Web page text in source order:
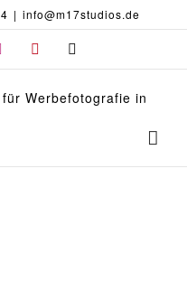
| info@m17studios.de
InstagramPinterest